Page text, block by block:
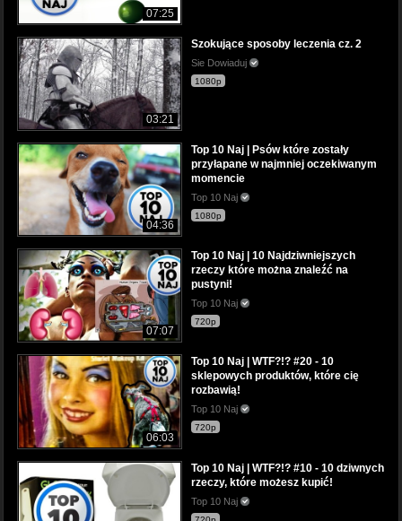
07:25
03:21
Szokujące sposoby leczenia cz. 2
Sie Dowiaduj
1080p
04:36
Top 10 Naj | Psów które zostały
przyłapane w najmniej oczekiwanym
momencie
Top 10 Naj
1080p
07:07
Top 10 Naj | 10 Najdziwniejszych
rzeczy które można znaleźć na
pustyni!
Top 10 Naj
720p
06:03
Top 10 Naj | WTF?!? #20 - 10
sklepowych produktów, które cię
rozbawią!
Top 10 Naj
720p
Top 10 Naj | WTF?!? #10 - 10 dziwnych
rzeczy, które możesz kupić!
Top 10 Naj